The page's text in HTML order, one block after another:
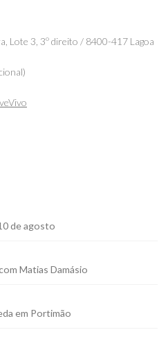
Lote 3, 3º direito / 8400-417 Lagoa
de agosto
Matias Damásio
em Portimão